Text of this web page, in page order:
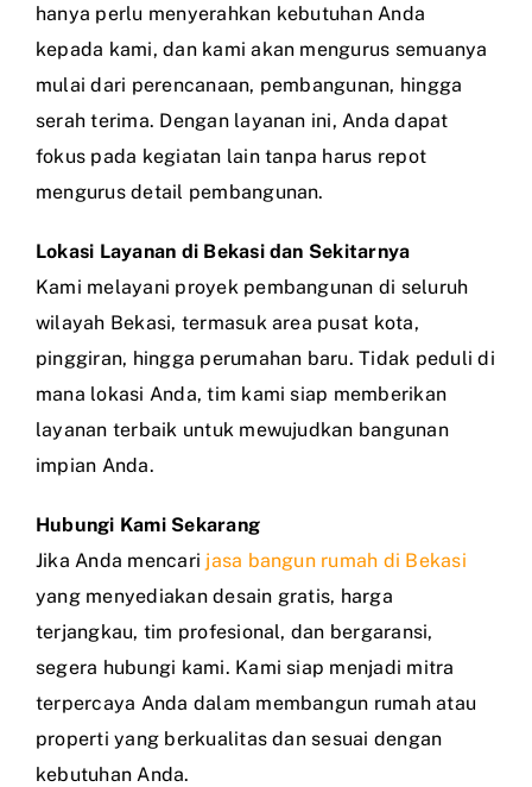
hanya perlu menyerahkan kebutuhan Anda
kepada kami, dan kami akan mengurus semuanya
mulai dari perencanaan, pembangunan, hingga
serah terima. Dengan layanan ini, Anda dapat
fokus pada kegiatan lain tanpa harus repot
mengurus detail pembangunan.
Lokasi Layanan di Bekasi dan Sekitarnya
Kami melayani proyek pembangunan di seluruh
wilayah Bekasi, termasuk area pusat kota,
pinggiran, hingga perumahan baru. Tidak peduli di
mana lokasi Anda, tim kami siap memberikan
layanan terbaik untuk mewujudkan bangunan
impian Anda.
Hubungi Kami Sekarang
Jika Anda mencari jasa bangun rumah di Bekasi
yang menyediakan desain gratis, harga
terjangkau, tim profesional, dan bergaransi,
segera hubungi kami. Kami siap menjadi mitra
terpercaya Anda dalam membangun rumah atau
properti yang berkualitas dan sesuai dengan
kebutuhan Anda.